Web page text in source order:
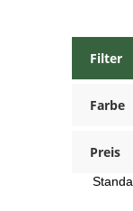
Filter
Farbe
Preis